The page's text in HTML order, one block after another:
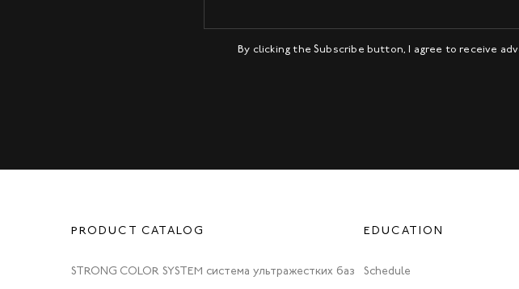
By clicking the Subscribe button, I agree to receive
PRODUCT CATALOG
STRONG COLOR SYSTEM система ультражестких баз
EDUCATION
Schedule